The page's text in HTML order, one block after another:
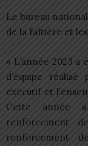
Le bureau
de la faîtière et
« L’année 2023
d’équipe
exécutif et
Cette année
renforcement
renforcement